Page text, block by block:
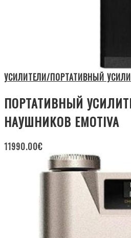
УСИЛИТЕЛИ/ПОРТАТИВНЫЙ
ПОРТАТИВНЫЙ
НАУШНИКОВ EMOTIVA
11990.00€